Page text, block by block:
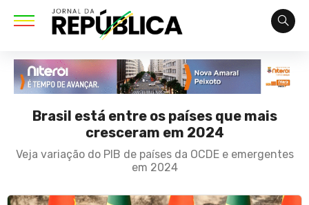
Brasil está entre os países que mais
cresceram em 2024
Veja variação do PIB de países da OCDE e emergentes
em 2024